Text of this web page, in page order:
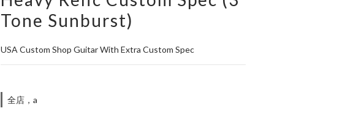
Tone Sunburst)
USA Custom Shop Guitar With Extra Custom Spec
全店，a